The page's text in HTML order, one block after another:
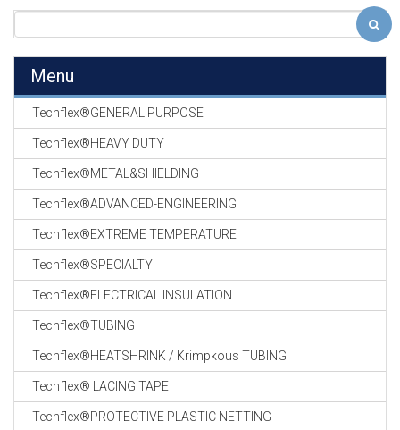
Menu
Techflex®GENERAL PURPOSE
Techflex®HEAVY DUTY
Techflex®METAL&SHIELDING
Techflex®ADVANCED-ENGINEERING
Techflex®EXTREME TEMPERATURE
Techflex®SPECIALTY
Techflex®ELECTRICAL INSULATION
Techflex®TUBING
Techflex®HEATSHRINK / Krimpkous TUBING
Techflex® LACING TAPE
Techflex®PROTECTIVE PLASTIC NETTING